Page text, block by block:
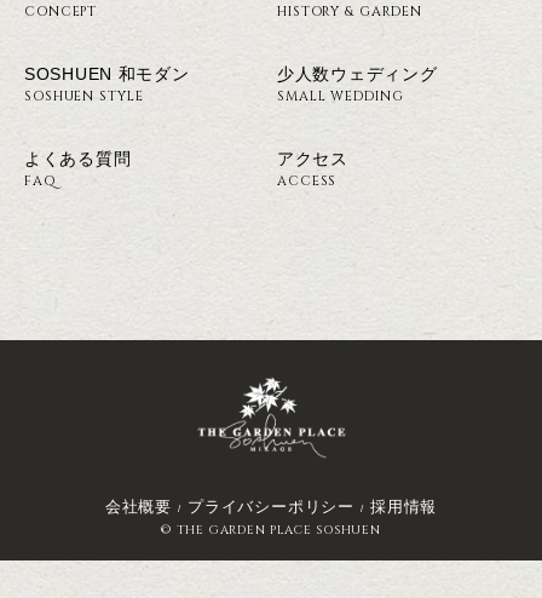
CONCEPT HISTORY & GARDEN
SOSHUEN 和モダン
SOSHUEN STYLE
少人数ウェディング
SMALL WEDDING
よくある質問
FAQ
アクセス
ACCESS
会社概要 プライバシーポリシー 採用情報
© THE GARDEN PLACE SOSHUEN